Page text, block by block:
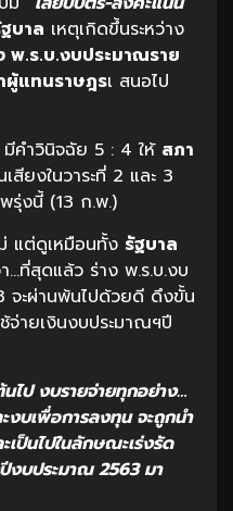
บาล เหตุเกิดขึ้นระหว่าง
พ.ร.บ.งบประมาณราย
ผู้แทนราษฎรเ สนอไป
มีคำวินิจฉัย 5 : 4 ให้ สภา
สียงในวาระที่ 2 และ 3
รุ่งนี้ (13 ก.พ.)
แต่ดูเหมือนทั้ง รัฐบาล
…ที่สุดแล้ว ร่าง พ.ร.บ.งบ
จะผ่านพ้นไปด้วยดี ดึงขั้น
จ่ายเงินงบประมาณฯปี
ไป งบรายจ่ายทุกอย่าง…
งบเพื่อการลงทุน จะถูกนำ
เป็นไปในลักษณะเร่งรัด
งบประมาณ 2563 มา